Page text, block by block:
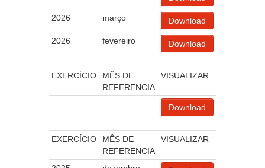
2026 março Download
2026 fevereiro Download
EXERCÍCIO
MÊS DE
REFERENCIA
VISUALIZAR
Download
EXERCÍCIO
MÊS DE
REFERENCIA
VISUALIZAR